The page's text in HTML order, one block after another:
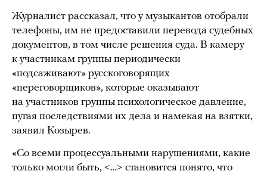
Журналист рассказал, что у музыкантов отобрали
телефоны, им не предоставили перевода судебных
документов, в том числе решения суда. В камеру
к участникам группы периодически
«подсаживают» русскоговорящих
«переговорщиков», которые оказывают
на участников группы психологическое давление,
пугая последствиями их дела и намекая на взятки,
заявил Козырев.
«Со всеми процессуальными нарушениями, какие
только могли быть, <…> становится понято, что